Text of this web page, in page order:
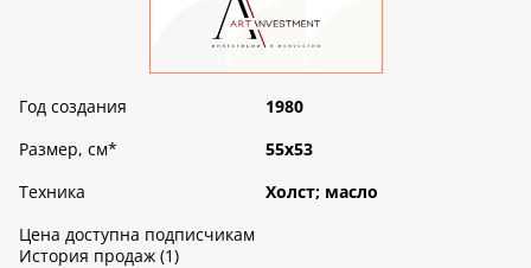
Год создания
1980
Размер, см*
55х53
Техника
Холст; масло
Цена доступна подписчикам
История продаж (1)